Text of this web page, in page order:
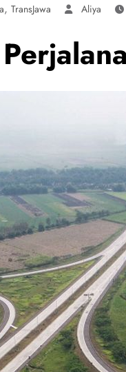
, TransJawa Aliya